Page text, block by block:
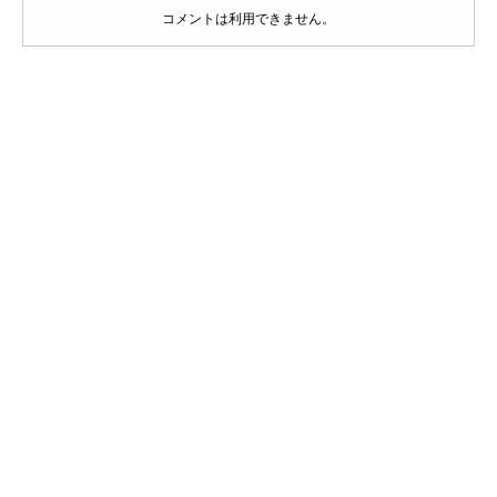
コメントは利用できません。